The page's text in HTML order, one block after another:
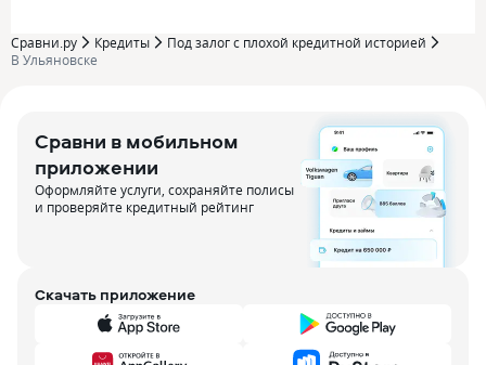
Сравни.ру Кредиты
Под залог с плохой кредитной историей
В Ульяновске
Сравни в мобильном
приложении
Оформляйте услуги, сохраняйте полисы
и проверяйте кредитный рейтинг
Скачать приложение